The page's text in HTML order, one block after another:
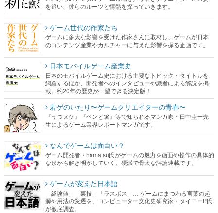
を追い、彼らのルーツと情熱を探っていきます。
ゲーム世代の作家たち
ゲームに多大な影響を受けた作家さんに取材し、ゲームが日本
のコンテンツ産業やカルチャーに与えた影響を探る企画です。
日本モバイルゲーム産業史
日本のモバイルゲーム史における主要なトピック・タイトルを
網羅するほか、開発者へのインタビューや識者による解説を掲
載。約20年の歴史が一望できる決定版！
若ゲのいたり〜ゲームクリエイターの青春〜
『うつヌケ』『ペンと箸』等で知られるマンガ家・田中圭一先
生によるゲーム業界レポートマンガです。
なんでゲームは面白い？
ゲーム開発者・hamatsu氏がゲームの魅力を画面や操作の具体的
な形から解き明かしていく、硬派で骨太な評論連載です。
ゲームが変えた日本語
「経験値」「裏技」「ラスボス」… ゲームにまつわる言葉の起
源や用法の変遷を、コンピューター文化史研究家・タイニーP氏
が徹底調査。